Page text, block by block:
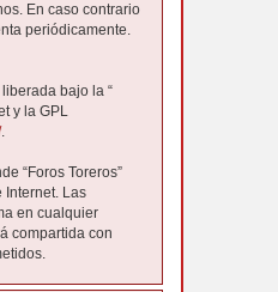
En caso contrario
periódicamente.
liberada bajo la “
y la GPL
.
“Foros Toreros”
Internet. Las
en cualquier
compartida con